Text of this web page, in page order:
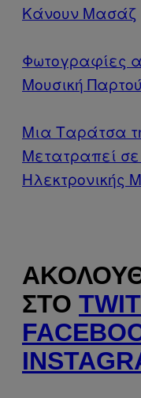
Κάνουν Μασάζ
Φωτογραφίες
Μουσική
Mια Ταράτσα
Μετατραπεί σε
Ηλεκτρονικής
ΣΤΟ